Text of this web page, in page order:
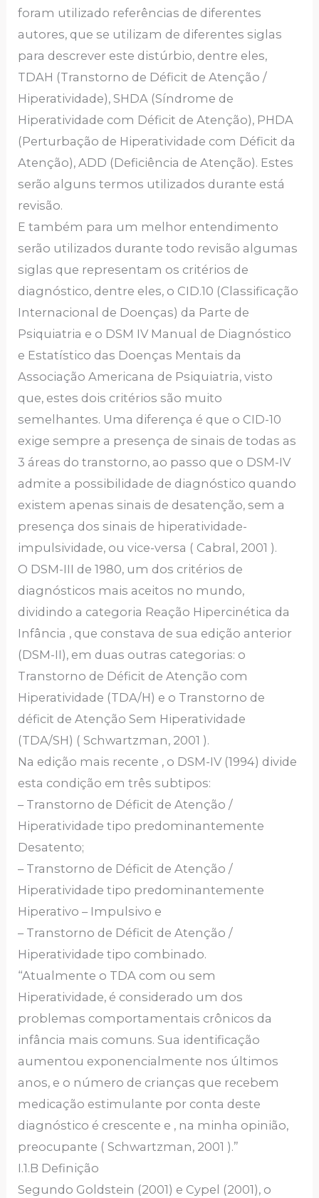
foram utilizado referências de diferentes
autores, que se utilizam de diferentes siglas
para descrever este distúrbio, dentre eles,
TDAH (Transtorno de Déficit de Atenção /
Hiperatividade), SHDA (Síndrome de
Hiperatividade com Déficit de Atenção), PHDA
(Perturbação de Hiperatividade com Déficit da
Atenção), ADD (Deficiência de Atenção). Estes
serão alguns termos utilizados durante está
revisão.
E também para um melhor entendimento
serão utilizados durante todo revisão algumas
siglas que representam os critérios de
diagnóstico, dentre eles, o CID.10 (Classificação
Internacional de Doenças) da Parte de
Psiquiatria e o DSM IV Manual de Diagnóstico
e Estatístico das Doenças Mentais da
Associação Americana de Psiquiatria, visto
que, estes dois critérios são muito
semelhantes. Uma diferença é que o CID-10
exige sempre a presença de sinais de todas as
3 áreas do transtorno, ao passo que o DSM-IV
admite a possibilidade de diagnóstico quando
existem apenas sinais de desatenção, sem a
presença dos sinais de hiperatividade-
impulsividade, ou vice-versa ( Cabral, 2001 ).
O DSM-III de 1980, um dos critérios de
diagnósticos mais aceitos no mundo,
dividindo a categoria Reação Hipercinética da
Infância , que constava de sua edição anterior
(DSM-II), em duas outras categorias: o
Transtorno de Déficit de Atenção com
Hiperatividade (TDA/H) e o Transtorno de
déficit de Atenção Sem Hiperatividade
(TDA/SH) ( Schwartzman, 2001 ).
Na edição mais recente , o DSM-IV (1994) divide
esta condição em três subtipos:
– Transtorno de Déficit de Atenção /
Hiperatividade tipo predominantemente
Desatento;
– Transtorno de Déficit de Atenção /
Hiperatividade tipo predominantemente
Hiperativo – Impulsivo e
– Transtorno de Déficit de Atenção /
Hiperatividade tipo combinado.
“Atualmente o TDA com ou sem
Hiperatividade, é considerado um dos
problemas comportamentais crônicos da
infância mais comuns. Sua identificação
aumentou exponencialmente nos últimos
anos, e o número de crianças que recebem
medicação estimulante por conta deste
diagnóstico é crescente e , na minha opinião,
preocupante ( Schwartzman, 2001 ).”
I.1.B Definição
Segundo Goldstein (2001) e Cypel (2001), o